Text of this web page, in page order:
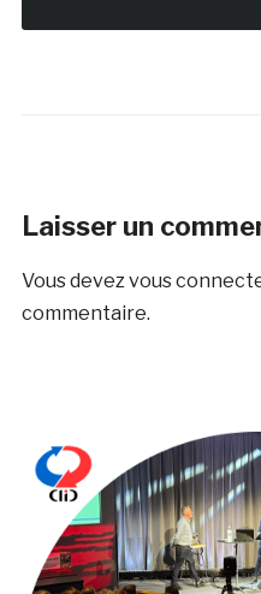
Laisser un
Vous devez vous
commentaire.